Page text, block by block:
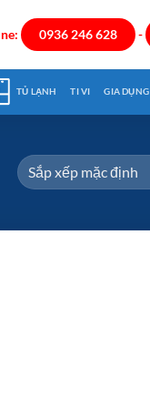
0936 246 628 -
TỦ LẠNH TI VI GIA DỤNG